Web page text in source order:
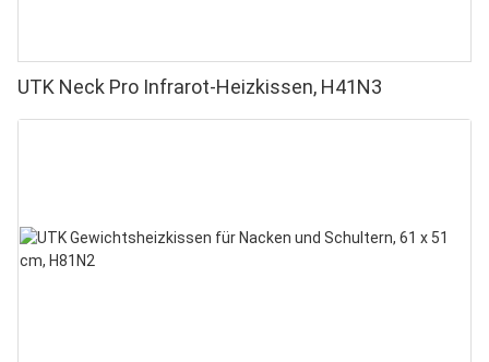
UTK Neck Pro Infrarot-Heizkissen, H41N3